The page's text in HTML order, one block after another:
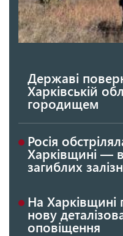
Державі
Харківській
городищем
Росія
Харківщині —
загиблих
На Харківщині
нову
оповіщення